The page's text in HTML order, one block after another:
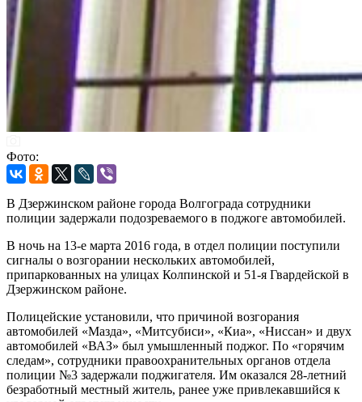
Фото:
В Дзержинском районе города Волгограда сотрудники
полиции задержали подозреваемого в поджоге автомобилей.
В ночь на 13-е марта 2016 года, в отдел полиции поступили
сигналы о возгорании нескольких автомобилей,
припаркованных на улицах Колпинской и 51-я Гвардейской в
Дзержинском районе.
Полицейские установили, что причиной возгорания
автомобилей «Мазда», «Митсубиси», «Киа», «Ниссан» и двух
автомобилей «ВАЗ» был умышленный поджог. По «горячим
следам», сотрудники правоохранительных органов отдела
полиции №3 задержали поджигателя. Им оказался 28-летний
безработный местный житель, ранее уже привлекавшийся к